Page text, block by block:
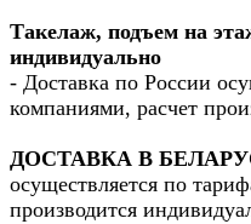
Такелаж, подъем на
индивидуально
- Доставка по России
компаниями, расчет
ДОСТАВКА В
осуществляется по
производится